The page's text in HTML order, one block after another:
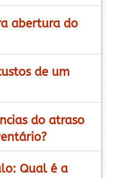
abertura do
de um
do atraso
Qual é a